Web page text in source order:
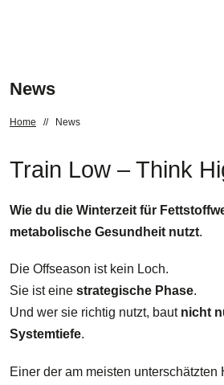
News
Home // News
Train Low – Think
Wie du die Winterzeit für
metabolische Gesundheit nutzt.
Die Offseason ist kein Loch.
Sie ist eine strategische Phase.
Und wer sie richtig nutzt, baut nicht
Systemtiefe.
Einer der am meisten unterschätzten